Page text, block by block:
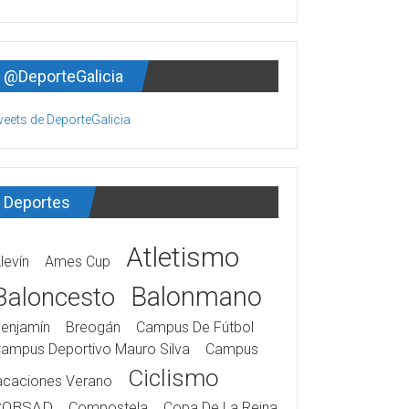
@DeporteGalicia
de DeporteGalicia
Deportes
Ames Cup Atletismo
Balonmano
Breogán
Campus De Fútbol
Deportivo Mauro Silva
Campus
Verano
Ciclismo